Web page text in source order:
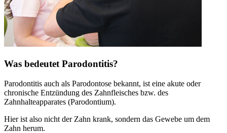
Was bedeutet Parodontitis?
Parodontitis auch als Parodontose bekannt, ist eine akute oder
chronische Entzündung des Zahnfleisches bzw. des
Zahnhalteapparates (Parodontium).
Hier ist also nicht der Zahn krank, sondern das Gewebe um dem
Zahn herum.